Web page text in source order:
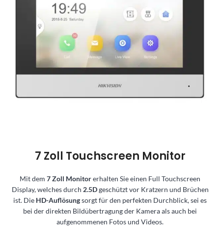
7 Zoll Touchscreen Monitor
Mit dem 7 Zoll Monitorerhalten Sie einen Full Touchscreen
Display, welches durch 2.5Dgeschützt vor Kratzern und Brüchen
ist. Die HD-Auflösungsorgt für den perfekten Durchblick, sei es
bei der direkten Bildübertragung der Kamera als auch bei
aufgenommenen Fotos und Videos.